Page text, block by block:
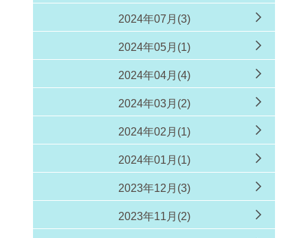
2024年07月(3)
2024年05月(1)
2024年04月(4)
2024年03月(2)
2024年02月(1)
2024年01月(1)
2023年12月(3)
2023年11月(2)